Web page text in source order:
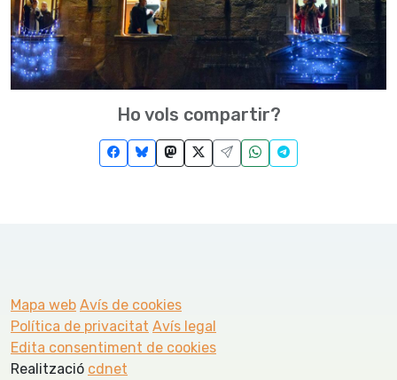
Ho vols compartir?
Mapa web Avís de cookies
Política de privacitat Avís legal
Edita consentiment de cookies
Realització cdnet